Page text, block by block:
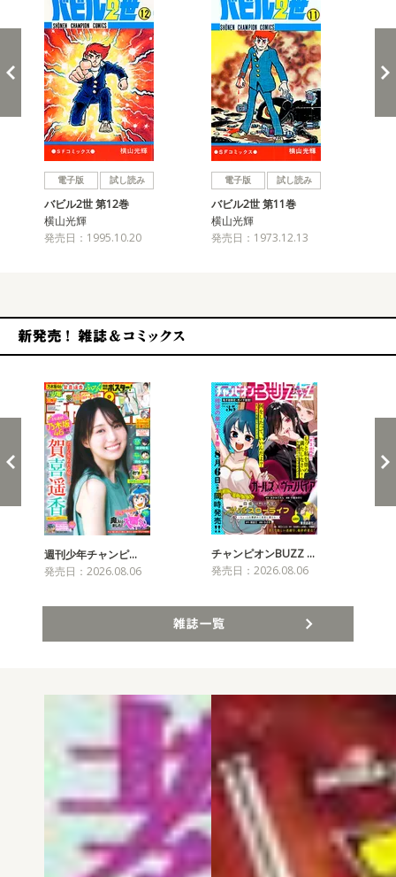
電子版 試し読み
バビル2世 第12巻
横山光輝
発売日：1995.10.20
電子版 試し読み
バビル2世 第11巻
横山光輝
発売日：1973.12.13
週刊少年チャンピ…
発売日：2026.08.06
チャンピオンBUZZ …
発売日：2026.08.06